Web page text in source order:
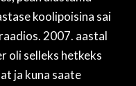
koolipoisina sai
2007. aastal
oli selleks hetkeks
ja kuna saate